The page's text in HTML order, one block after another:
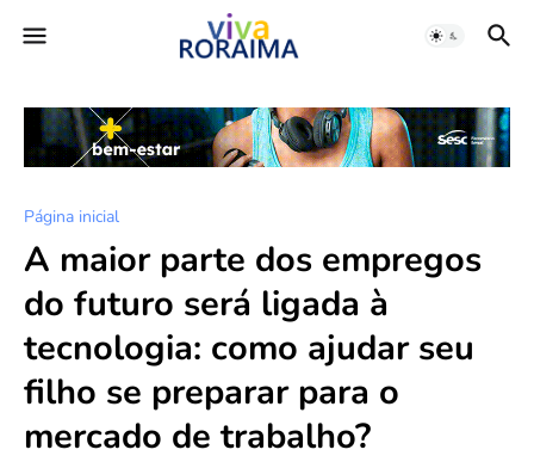
Página inicial
A maior parte dos empregos
do futuro será ligada à
tecnologia: como ajudar seu
filho se preparar para o
mercado de trabalho?